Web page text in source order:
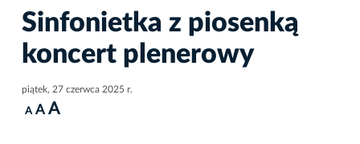
Sinfonietka z piosenką
koncert plenerowy
piątek, 27 czerwca 2025 r.
A A A